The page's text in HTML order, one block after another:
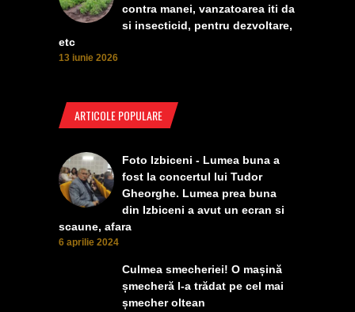
contra manei, vanzatoarea iti da
si insecticid, pentru dezvoltare,
etc
13 iunie 2026
ARTICOLE POPULARE
Foto Izbiceni - Lumea buna a
fost la concertul lui Tudor
Gheorghe. Lumea prea buna
din Izbiceni a avut un ecran si
scaune, afara
6 aprilie 2024
Culmea smecheriei! O mașină
șmecheră l-a trădat pe cel mai
șmecher oltean